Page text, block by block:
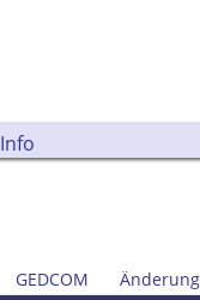
Info
GEDCOM